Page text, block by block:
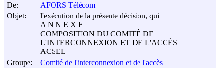
De:
AFORS Télécom
Objet:
l'exécution de la présente décision, qui
A N N E X E
COMPOSITION DU COMITÉ DE
L'INTERCONNEXION ET DE L'ACCÈS
ACSEL
Groupe:
Comité de l'interconnexion et de l'accès